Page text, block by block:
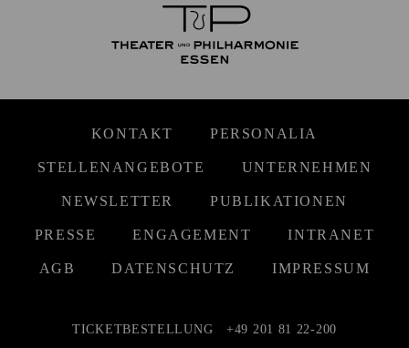
KONTAKT PERSONALIA
STELLENANGEBOTE UNTERNEHMEN
NEWSLETTER PUBLIKATIONEN
PRESSE ENGAGEMENT INTRANET
AGB DATENSCHUTZ IMPRESSUM
TICKETBESTELLUNG +49 201 81 22-200